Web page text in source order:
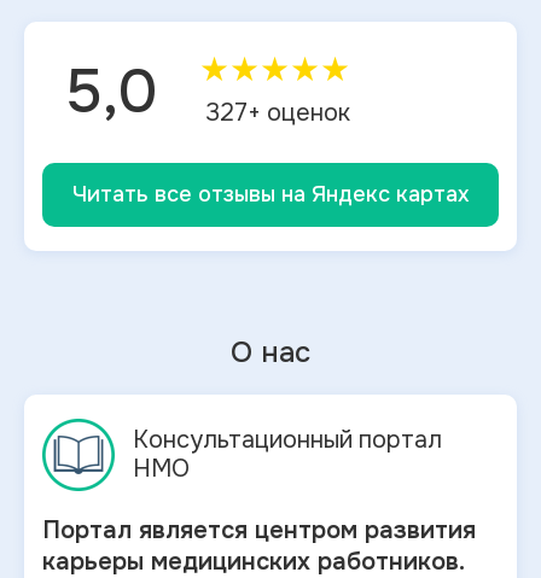
5,0 ★★★★★
327+ оценок
Читать все отзывы на Яндекс картах
О нас
Консультационный портал
НМО
Портал является центром развития
карьеры медицинских работников.